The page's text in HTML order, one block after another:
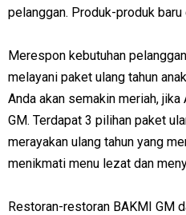
pelanggan. Produk-produk
Merespon kebutuhan
melayani paket ulang tahun
Anda akan semakin meriah,
GM. Terdapat 3 pilihan paket
merayakan ulang tahun yang
menikmati menu lezat dan
Restoran-restoran BAKMI GM